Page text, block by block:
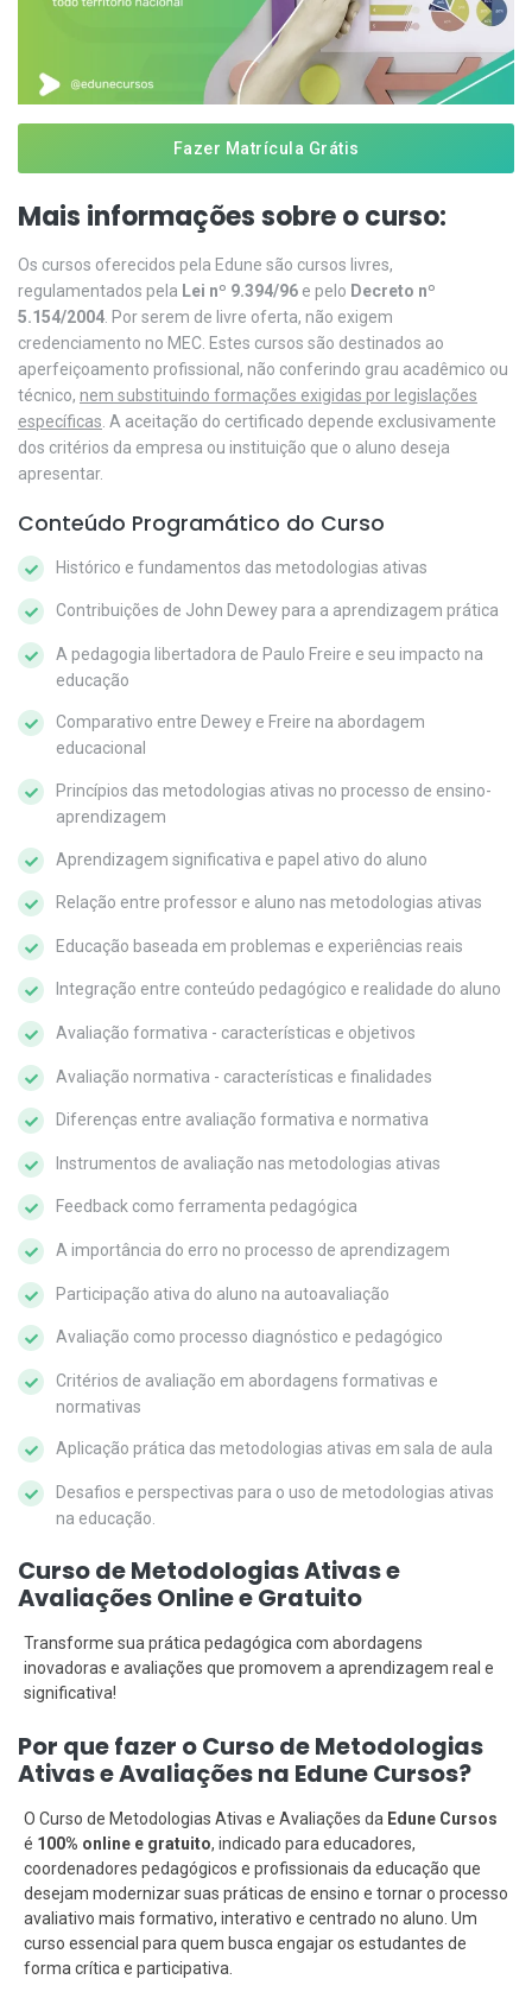
Fazer Matrícula Grátis
Mais informações sobre o curso:
Os cursos oferecidos pela Edune são cursos livres,
regulamentados pela Lei nº 9.394/96 e pelo Decreto nº
5.154/2004 . Por serem de livre oferta, não exigem
credenciamento no MEC. Estes cursos são destinados ao
aperfeiçoamento profissional, não conferindo grau acadêmico ou
técnico, nem substituindo formações exigidas por legislações
específicas . A aceitação do certificado depende exclusivamente
dos critérios da empresa ou instituição que o aluno deseja
apresentar.
Conteúdo Programático do Curso
Histórico e fundamentos das metodologias ativas
Contribuições de John Dewey para a aprendizagem prática
A pedagogia libertadora de Paulo Freire e seu impacto na
educação
Comparativo entre Dewey e Freire na abordagem
educacional
Princípios das metodologias ativas no processo de ensino-
aprendizagem
Aprendizagem significativa e papel ativo do aluno
Relação entre professor e aluno nas metodologias ativas
Educação baseada em problemas e experiências reais
Integração entre conteúdo pedagógico e realidade do aluno
Avaliação formativa - características e objetivos
Avaliação normativa - características e finalidades
Diferenças entre avaliação formativa e normativa
Instrumentos de avaliação nas metodologias ativas
Feedback como ferramenta pedagógica
A importância do erro no processo de aprendizagem
Participação ativa do aluno na autoavaliação
Avaliação como processo diagnóstico e pedagógico
Critérios de avaliação em abordagens formativas e
normativas
Aplicação prática das metodologias ativas em sala de aula
Desafios e perspectivas para o uso de metodologias ativas
na educação.
Curso de Metodologias Ativas e
Avaliações Online e Gratuito
Transforme sua prática pedagógica com abordagens
inovadoras e avaliações que promovem a aprendizagem real e
significativa!
Por que fazer o Curso de Metodologias
Ativas e Avaliações na Edune Cursos?
O Curso de Metodologias Ativas e Avaliações da Edune Cursos
é 100% online e gratuito, indicado para educadores,
coordenadores pedagógicos e profissionais da educação que
desejam modernizar suas práticas de ensino e tornar o processo
avaliativo mais formativo, interativo e centrado no aluno. Um
curso essencial para quem busca engajar os estudantes de
forma crítica e participativa.